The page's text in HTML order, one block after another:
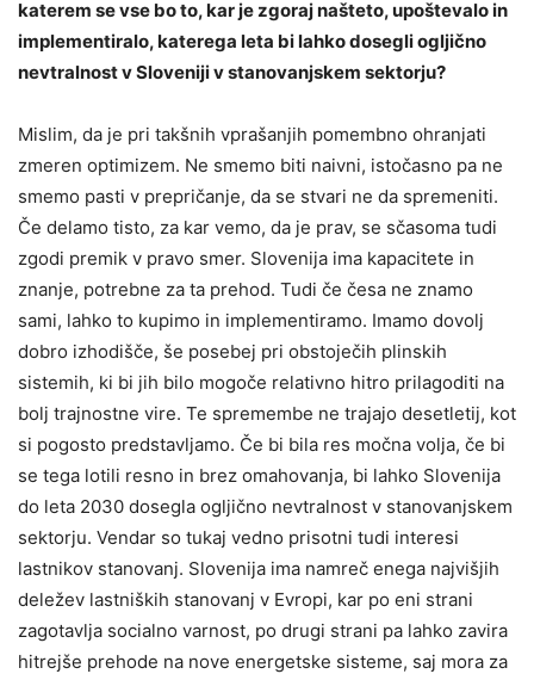
katerem se vse bo to, kar je zgoraj našteto, upoštevalo in
implementiralo, katerega leta bi lahko dosegli ogljično
nevtralnost v Sloveniji v stanovanjskem sektorju?
Mislim, da je pri takšnih vprašanjih pomembno ohranjati
zmeren optimizem. Ne smemo biti naivni, istočasno pa ne
smemo pasti v prepričanje, da se stvari ne da spremeniti.
Če delamo tisto, za kar vemo, da je prav, se sčasoma tudi
zgodi premik v pravo smer. Slovenija ima kapacitete in
znanje, potrebne za ta prehod. Tudi če česa ne znamo
sami, lahko to kupimo in implementiramo. Imamo dovolj
dobro izhodišče, še posebej pri obstoječih plinskih
sistemih, ki bi jih bilo mogoče relativno hitro prilagoditi na
bolj trajnostne vire. Te spremembe ne trajajo desetletij, kot
si pogosto predstavljamo. Če bi bila res močna volja, če bi
se tega lotili resno in brez omahovanja, bi lahko Slovenija
do leta 2030 dosegla ogljično nevtralnost v stanovanjskem
sektorju. Vendar so tukaj vedno prisotni tudi interesi
lastnikov stanovanj. Slovenija ima namreč enega najvišjih
deležev lastniških stanovanj v Evropi, kar po eni strani
zagotavlja socialno varnost, po drugi strani pa lahko zavira
hitrejše prehode na nove energetske sisteme, saj mora za